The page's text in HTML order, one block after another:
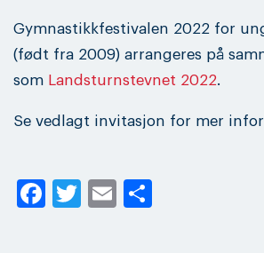
Gymnastikkfestivalen 2022 for
(født fra 2009) arrangeres på
som Landsturnstevnet 2022.
Se vedlagt invitasjon for mer
Facebook
Twitter
Email